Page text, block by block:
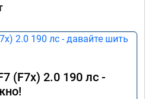
при
— вырас, так
и
команде за
(F7x) 2.0 190 лс -